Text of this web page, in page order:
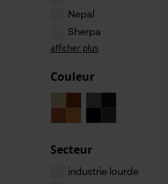
Nepal
Sherpa
afficher plus
Couleur
Secteur
industrie lourde